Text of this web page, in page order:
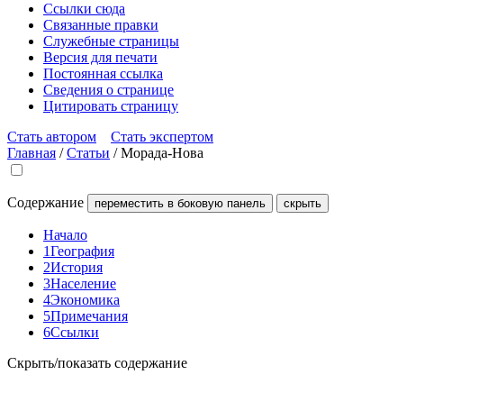
Ссылки сюда
Связанные правки
Служебные страницы
Версия для печати
Постоянная ссылка
Сведения о странице
Цитировать страницу
Стать автором
Стать экспертом
Главная /Статьи /Морада-Нова
Содержание переместить в боковую панель скрыть
Начало
1География
2История
3Население
4Экономика
5Примечания
6Ссылки
Скрыть/показать содержание